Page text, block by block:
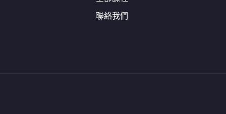
聯絡我們